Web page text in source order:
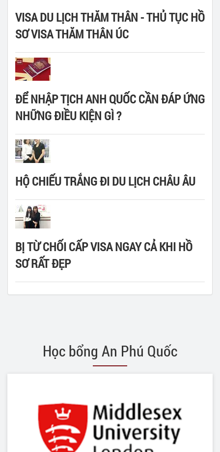
VISA DU LỊCH THĂM THÂN - THỦ TỤC HỒ
SƠ VISA THĂM THÂN ÚC
ĐỂ NHẬP TỊCH ANH QUỐC CẦN ĐÁP ỨNG
NHỮNG ĐIỀU KIỆN GÌ ?
HỘ CHIẾU TRẮNG ĐI DU LỊCH CHÂU ÂU
BỊ TỪ CHỐI CẤP VISA NGAY CẢ KHI HỒ
SƠ RẤT ĐẸP
Học bổng An Phú Quốc